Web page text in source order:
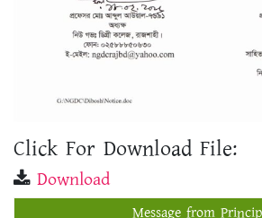
Message from Principal